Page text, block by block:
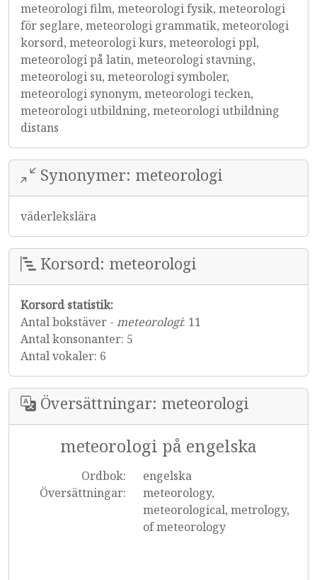
meteorologi film, meteorologi fysik, meteorologi
för seglare, meteorologi grammatik, meteorologi
korsord, meteorologi kurs, meteorologi ppl,
meteorologi på latin, meteorologi stavning,
meteorologi su, meteorologi symboler,
meteorologi synonym, meteorologi tecken,
meteorologi utbildning, meteorologi utbildning
distans
Synonymer: meteorologi
väderlekslära
Korsord: meteorologi
Korsord statistik:
Antal bokstäver - meteorologi: 11
Antal konsonanter: 5
Antal vokaler: 6
Översättningar: meteorologi
meteorologi på engelska
Ordbok:
engelska
Översättningar:
meteorology,
meteorological, metrology,
of meteorology